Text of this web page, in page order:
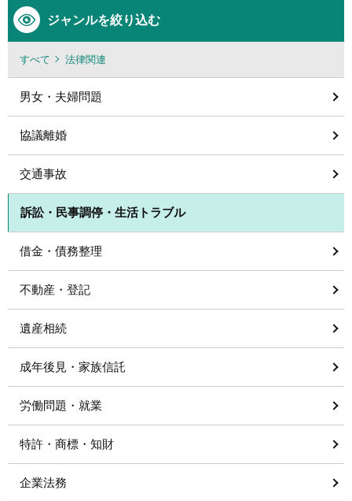
ジャンルを絞り込む
すべて 法律関連
男女・夫婦問題
協議離婚
交通事故
訴訟・民事調停・生活トラブル
借金・債務整理
不動産・登記
遺産相続
成年後見・家族信託
労働問題・就業
特許・商標・知財
企業法務